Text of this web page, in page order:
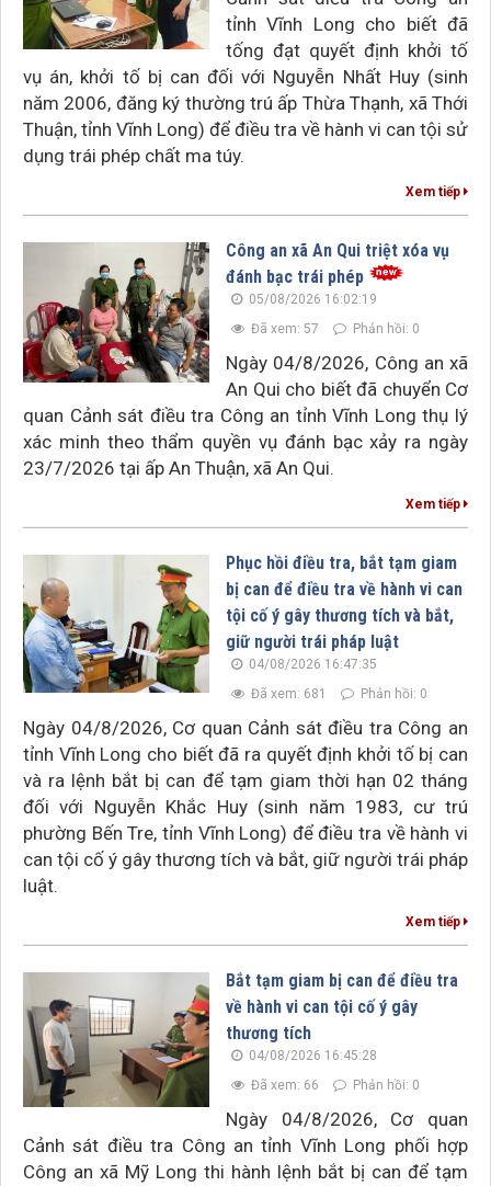
tỉnh Vĩnh Long cho biết đã
tống đạt quyết định khởi tố
vụ án, khởi tố bị can đối với Nguyễn Nhất Huy (sinh
năm 2006, đăng ký thường trú ấp Thừa Thạnh, xã Thới
Thuận, tỉnh Vĩnh Long) để điều tra về hành vi can tội sử
dụng trái phép chất ma túy.
Xem tiếp
Công an xã An Qui triệt xóa vụ
đánh bạc trái phép
05/08/2026 16:02:19
Đã xem: 57
Phản hồi: 0
Ngày 04/8/2026, Công an xã
An Qui cho biết đã chuyển Cơ
quan Cảnh sát điều tra Công an tỉnh Vĩnh Long thụ lý
xác minh theo thẩm quyền vụ đánh bạc xảy ra ngày
23/7/2026 tại ấp An Thuận, xã An Qui.
Xem tiếp
Phục hồi điều tra, bắt tạm giam
bị can để điều tra về hành vi can
tội cố ý gây thương tích và bắt,
giữ người trái pháp luật
04/08/2026 16:47:35
Đã xem: 681
Phản hồi: 0
Ngày 04/8/2026, Cơ quan Cảnh sát điều tra Công an
tỉnh Vĩnh Long cho biết đã ra quyết định khởi tố bị can
và ra lệnh bắt bị can để tạm giam thời hạn 02 tháng
đối với Nguyễn Khắc Huy (sinh năm 1983, cư trú
phường Bến Tre, tỉnh Vĩnh Long) để điều tra về hành vi
can tội cố ý gây thương tích và bắt, giữ người trái pháp
luật.
Xem tiếp
Bắt tạm giam bị can để điều tra
về hành vi can tội cố ý gây
thương tích
04/08/2026 16:45:28
Đã xem: 66
Phản hồi: 0
Ngày 04/8/2026, Cơ quan
Cảnh sát điều tra Công an tỉnh Vĩnh Long phối hợp
Công an xã Mỹ Long thi hành lệnh bắt bị can để tạm